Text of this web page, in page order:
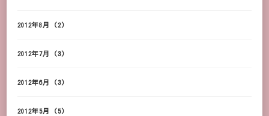
2012年8月 (2)
2012年7月 (3)
2012年6月 (3)
2012年5月 (5)